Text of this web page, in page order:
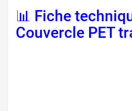
📊 Fiche
Couvercle PET